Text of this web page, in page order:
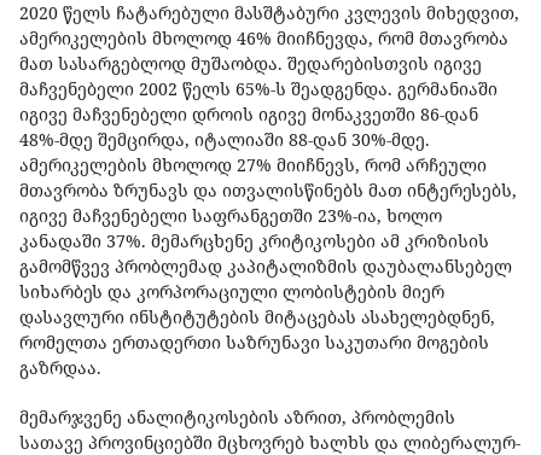
2020 წელს ჩატარებული მასშტაბური კვლევის მიხედვით,
ამერიკელების მხოლოდ 46% მიიჩნევდა, რომ მთავრობა
მათ სასარგებლოდ მუშაობდა. შედარებისთვის იგივე
მაჩვენებელი 2002 წელს 65%-ს შეადგენდა. გერმანიაში
იგივე მაჩვენებელი დროის იგივე მონაკვეთში 86-დან
48%-მდე შემცირდა, იტალიაში 88-დან 30%-მდე.
ამერიკელების მხოლოდ 27% მიიჩნევს, რომ არჩეული
მთავრობა ზრუნავს და ითვალისწინებს მათ ინტერესებს,
იგივე მაჩვენებელი საფრანგეთში 23%-ია, ხოლო
კანადაში 37%. მემარცხენე კრიტიკოსები ამ კრიზისის
გამომწვევ პრობლემად კაპიტალიზმის დაუბალანსებელ
სიხარბეს და კორპორაციული ლობისტების მიერ
დასავლური ინსტიტუტების მიტაცებას ასახელებდნენ,
რომელთა ერთადერთი საზრუნავი საკუთარი მოგების
გაზრდაა.
მემარჯვენე ანალიტიკოსების აზრით, პრობლემის
სათავე პროვინციებში მცხოვრებ ხალხს და ლიბერალურ-